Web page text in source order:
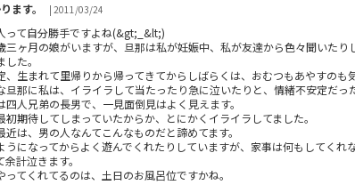
ます。
| 2011/03/24
って自分勝手ですよね(&gt;_&lt;)
三ヶ月の娘がいますが、旦那は私が妊娠中、私が友達から色々聞いた
した。
、生まれて里帰りから帰ってきてからしばらくは、おむつもあやすのも
旦那に私は、イライラして当たったり急に泣いたりと、情緒不安定だっ
四人兄弟の長男で、一見面倒見はよく見えます。
初期待してしまっていたからか、とにかくイライラしてました。
近は、男の人なんてこんなものだと諦めてます。
うになってからよく遊んでくれたりしていますが、家事は何もしてく
余計泣きます。
ってくれてるのは、土日のお風呂位ですかね。